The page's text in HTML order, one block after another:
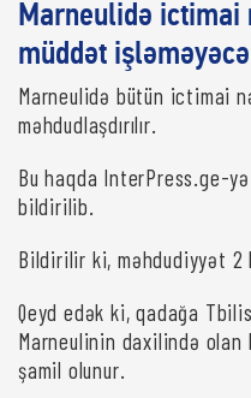
Marneulidə
müddət
Marneulidə bütün ictimai
məhdudlaşdırılır.
Bu haqda InterPress.ge-
bildirilib.
Bildirilir ki, məhdudiyyət 2
Qeyd edək ki, qadağa
Marneulinin daxilində
şamil olunur.